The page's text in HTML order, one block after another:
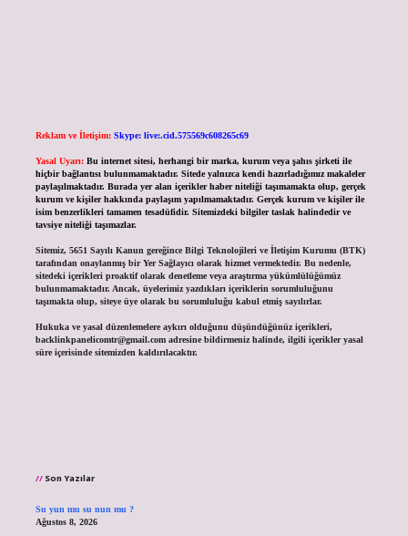
Reklam ve İletişim: Skype: live:.cid.575569c608265c69
Yasal Uyarı: Bu internet sitesi, herhangi bir marka, kurum veya şahıs şirketi ile
hiçbir bağlantısı bulunmamaktadır. Sitede yalnızca kendi hazırladığımız makaleler
paylaşılmaktadır. Burada yer alan içerikler haber niteliği taşımamakta olup, gerçek
kurum ve kişiler hakkında paylaşım yapılmamaktadır. Gerçek kurum ve kişiler ile
isim benzerlikleri tamamen tesadüfidir. Sitemizdeki bilgiler taslak halindedir ve
tavsiye niteliği taşımazlar.
Sitemiz, 5651 Sayılı Kanun gereğince Bilgi Teknolojileri ve İletişim Kurumu (BTK)
tarafından onaylanmış bir Yer Sağlayıcı olarak hizmet vermektedir. Bu nedenle,
sitedeki içerikleri proaktif olarak denetleme veya araştırma yükümlülüğümüz
bulunmamaktadır. Ancak, üyelerimiz yazdıkları içeriklerin sorumluluğunu
taşımakta olup, siteye üye olarak bu sorumluluğu kabul etmiş sayılırlar.
Hukuka ve yasal düzenlemelere aykırı olduğunu düşündüğünüz içerikleri,
backlinkpanelicomtr@gmail.comadresine bildirmeniz halinde, ilgili içerikler yasal
süre içerisinde sitemizden kaldırılacaktır.
Son Yazılar
Su yun mu su nun mu ?
Ağustos 8, 2026